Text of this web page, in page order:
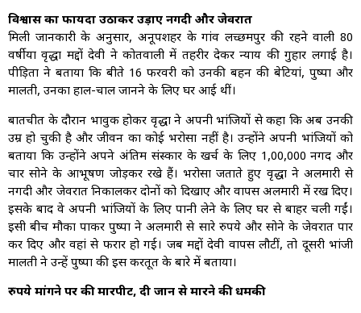
विश्वास का फायदा उठाकर उड़ाए नगदी और जेवरात
मिली जानकारी के अनुसार, अनूपशहर के गांव लच्छमपुर की रहने वाली 80
वर्षीया वृद्धा मद्दों देवी ने कोतवाली में तहरीर देकर न्याय की गुहार लगाई है।
पीड़िता ने बताया कि बीते 16 फरवरी को उनकी बहन की बेटियां, पुष्पा और
मालती, उनका हाल-चाल जानने के लिए घर आई थीं।
बातचीत के दौरान भावुक होकर वृद्धा ने अपनी भांजियों से कहा कि अब उनकी
उम्र हो चुकी है और जीवन का कोई भरोसा नहीं है। उन्होंने अपनी भांजियों को
बताया कि उन्होंने अपने अंतिम संस्कार के खर्च के लिए ₹1,00,000 नगद और
चार सोने के आभूषण जोड़कर रखे हैं। भरोसा जताते हुए वृद्धा ने अलमारी से
नगदी और जेवरात निकालकर दोनों को दिखाए और वापस अलमारी में रख दिए।
इसके बाद वे अपनी भांजियों के लिए पानी लेने के लिए घर से बाहर चली गईं।
इसी बीच मौका पाकर पुष्पा ने अलमारी से सारे रुपये और सोने के जेवरात पार
कर दिए और वहां से फरार हो गई। जब मद्दों देवी वापस लौटीं, तो दूसरी भांजी
मालती ने उन्हें पुष्पा की इस करतूत के बारे में बताया।
रुपये मांगने पर की मारपीट, दी जान से मारने की धमकी